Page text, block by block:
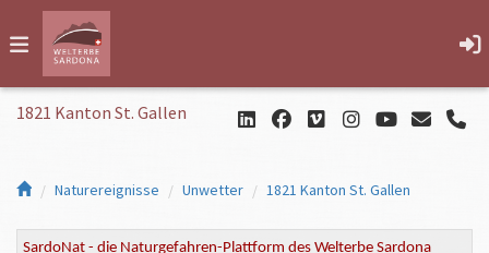
1821 Kanton St. Gallen
Naturereignisse Unwetter 1821 Kanton St. Gallen
SardoNat - die Naturgefahren-Plattform des Welterbe Sardona